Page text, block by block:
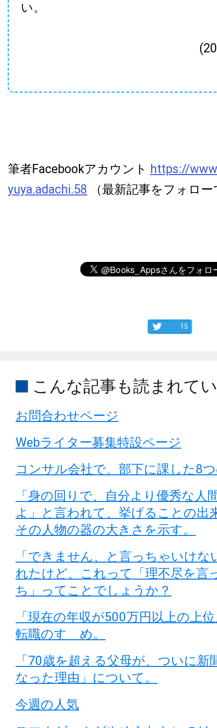
い。
筆者Facebookアカウント https://
yuya.adachi.58 （最新記事をフォロ
15
こんな記事も読まれて
お問合わせページ
Webライター募集特設ページ
コンサル会社で、部下に課した8
「身の回りで、自分より優秀な人
よ」と言われて、挙げることの出
その人物の器の大きさを示す。
「できません、と言っちゃいけな
れたけど、これって「理不尽を言
ち」ってことでしょうか？
「現在の年収が500万円以上の上
転職のすゝめ。
「70歳を超える父母が、ついに新
なった理由」について。
今週の人気